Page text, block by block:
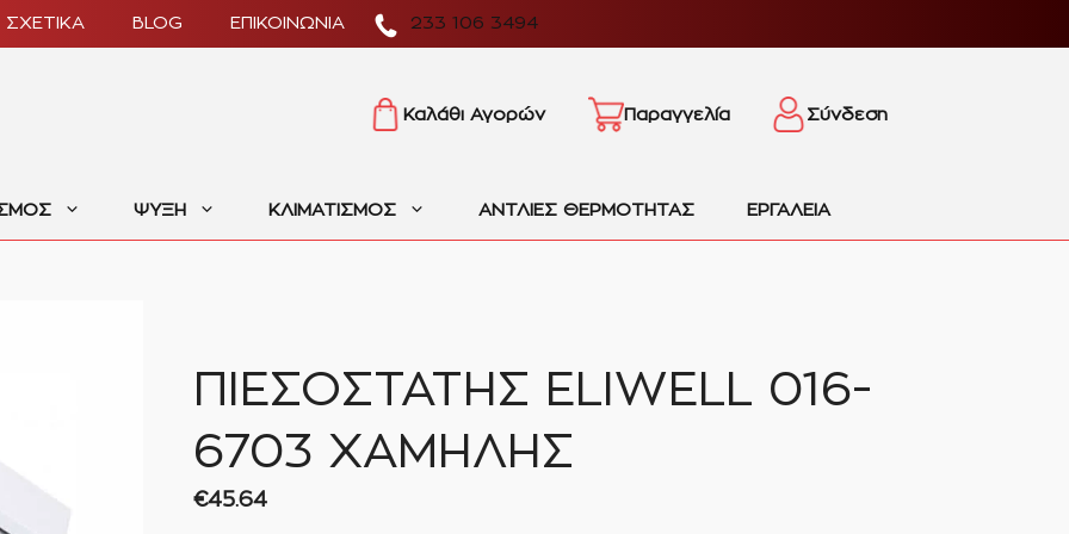
233 106 3494
ΣΧΕΤΙΚΑ BLOG ΕΠΙΚΟΙΝΩΝΙΑ
Καλάθι Αγορών Παραγγελία Σύνδεση
ΨΥΞΗ ΚΛΙΜΑΤΙΣΜΟΣ ΑΝΤΛΙΕΣ ΘΕΡΜΟΤΗΤΑΣ ΕΡΓΑΛΕΙΑ
ΠΙΕΣΟΣΤΑΤΗΣ ELIWELL 016-
6703 ΧΑΜΗΛΗΣ
€45.64